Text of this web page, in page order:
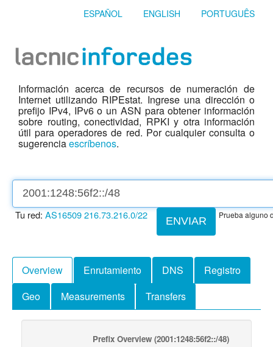
ESPAÑOL ENGLISH PORTUGUÊS
Información acerca de recursos de numeración de
Internet utilizando RIPEstat. Ingrese una dirección o
prefijo IPv4, IPv6 o un ASN para obtener información
sobre routing, conectividad, RPKI y otra información
útil para operadores de red. Por cualquier consulta o
sugerenciaescríbenos.
ENVIAR
Tu red: AS16509216.73.216.0/22 Prueba alguno
Overview Enrutamiento DNS
Registro
Geo
Measurements Transfers
Prefix Overview(2001:1248:56f2::/48)